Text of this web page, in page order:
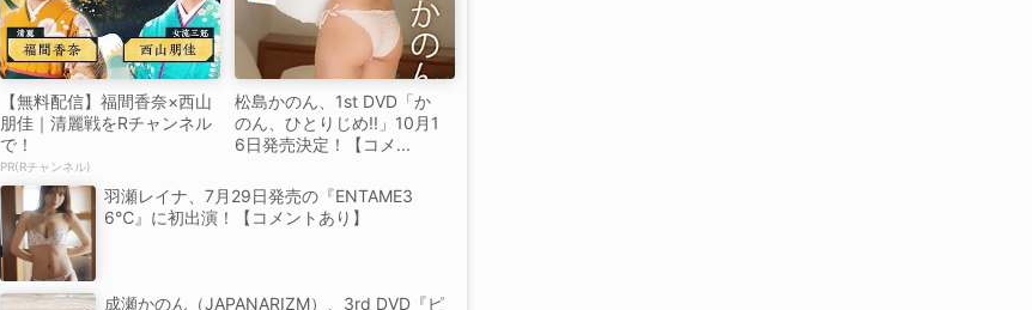
【無料配信】福間香奈×西山
朋佳｜清麗戦をRチャンネル
で！
PR(Rチャンネル)
松島かのん、1st DVD「か
のん、ひとりじめ!!」10月1
6日発売決定！【コメ...
羽瀬レイナ、7月29日発売の『ENTAME3
6℃』に初出演！【コメントあり】
成瀬かのん（JAPANARIZM）、3rd DVD『ピ